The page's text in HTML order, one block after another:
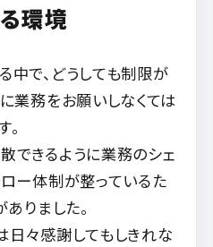
環境
中で、どうしても制限が
業務をお願いしなくては
できるように業務のシェ
ロー体制が整っているた
りました。
日々感謝してもしきれな